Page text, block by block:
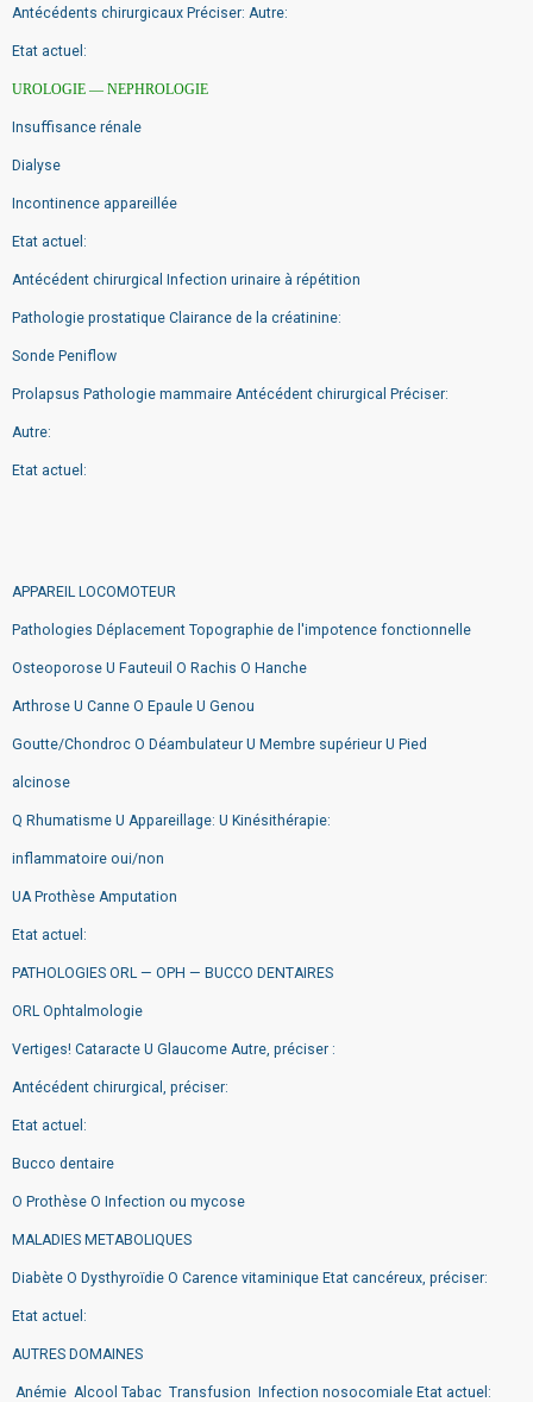
Antécédents chirurgicaux Préciser: Autre:
Etat actuel:
UROLOGIE — NEPHROLOGIE
Insuffisance rénale
Dialyse
Incontinence appareillée
Etat actuel:
Antécédent chirurgical Infection urinaire à répétition
Pathologie prostatique Clairance de la créatinine:
Sonde Peniflow
Prolapsus Pathologie mammaire Antécédent chirurgical Préciser:
Autre:
Etat actuel:
APPAREIL LOCOMOTEUR
Pathologies Déplacement Topographie de l'impotence fonctionnelle
Osteoporose U Fauteuil O Rachis O Hanche
Arthrose U Canne O Epaule U Genou
Goutte/Chondroc O Déambulateur U Membre supérieur U Pied
alcinose
Q Rhumatisme U Appareillage: U Kinésithérapie:
inflammatoire oui/non
UA Prothèse Amputation
Etat actuel:
PATHOLOGIES ORL — OPH — BUCCO DENTAIRES
ORL Ophtalmologie
Vertiges! Cataracte U Glaucome Autre, préciser :
Antécédent chirurgical, préciser:
Etat actuel:
Bucco dentaire
O Prothèse O Infection ou mycose
MALADIES METABOLIQUES
Diabète O Dysthyroïdie O Carence vitaminique Etat cancéreux, préciser:
Etat actuel:
AUTRES DOMAINES
Anémie Alcool Tabac Transfusion Infection nosocomiale Etat actuel: